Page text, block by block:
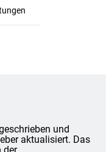
und
aktualisiert. Das